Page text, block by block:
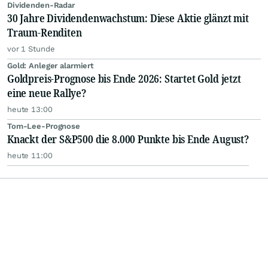
Dividenden-Radar
30 Jahre Dividendenwachstum: Diese Aktie glänzt mit
Traum-Renditen
vor 1 Stunde
Gold: Anleger alarmiert
Goldpreis-Prognose bis Ende 2026: Startet Gold jetzt
eine neue Rallye?
heute 13:00
Tom-Lee-Prognose
Knackt der S&P500 die 8.000 Punkte bis Ende August?
heute 11:00